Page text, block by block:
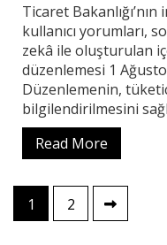
Ticaret
kullanıcı yorumları,
zekâ ile oluşturulan
düzenlemesi 1
Düzenlemenin,
bilgilendirilmesini
Read More
Yazı
sayfalaması
1 2